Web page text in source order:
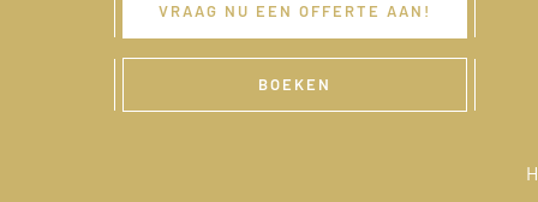
VRAAG NU EEN OFFERTE AAN!
BOEKEN